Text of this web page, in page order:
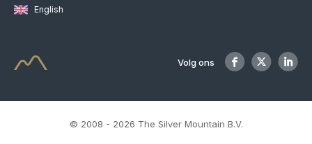
English
Volg ons
© 2008 - 2026 The Silver Mountain B.V.